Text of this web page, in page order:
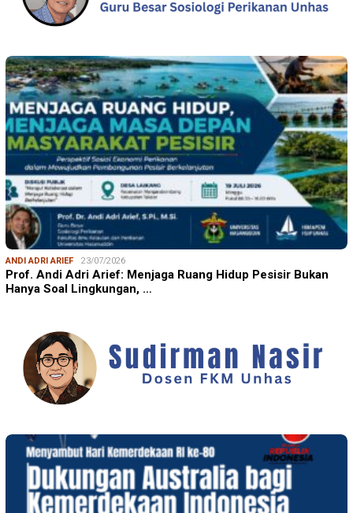
ANDI ADRI ARIEF 23/07/2026
Prof. Andi Adri Arief: Menjaga Ruang Hidup Pesisir Bukan
Hanya Soal Lingkungan, …